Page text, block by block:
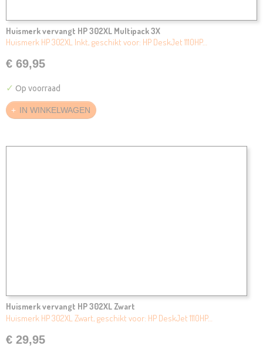
Huismerk vervangt HP 302XL Multipack 3X
Huismerk HP 302XL Inkt, geschikt voor: HP DeskJet 1110HP…
€ 69,95
✓ Op voorraad
IN WINKELWAGEN
Huismerk vervangt HP 302XL Zwart
Huismerk HP 302XL Zwart, geschikt voor: HP DeskJet 1110HP…
€ 29,95